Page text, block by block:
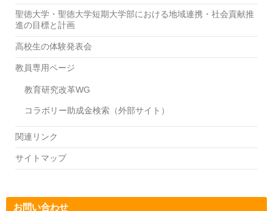
聖徳大学・聖徳大学短期大学部における地域連携・社会貢献推
進の目標と計画
高校生の体験発表会
教員専用ページ
教育研究改革WG
コラボリー助成金検索（外部サイト）
関連リンク
サイトマップ
お問い合わせ